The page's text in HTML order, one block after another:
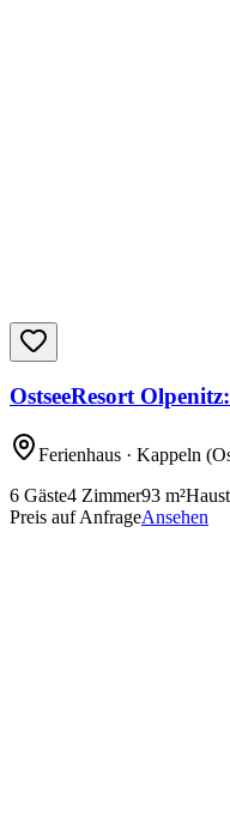
OstseeResort
Ferienhaus · Kappeln
6 Gäste4 Zimmer93 m²
Preis auf AnfrageAnsehen